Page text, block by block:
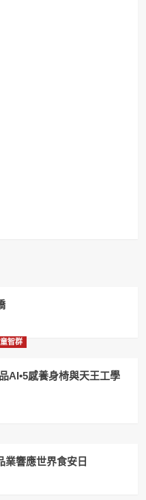
童智群
AI•5感養身椅與天王工學
業響應世界食安日